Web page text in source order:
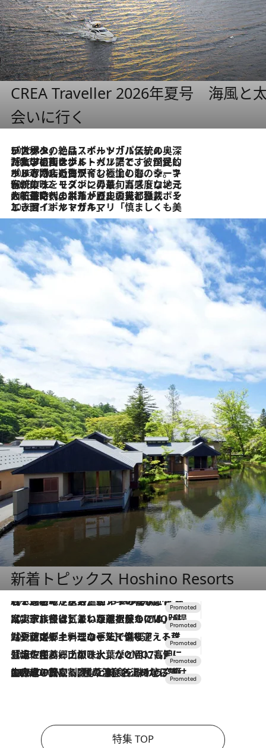
CREA Traveller 2026年夏号 海風と
会いに行く
2026.8.8
リスボンの絶品スイーツ「パステル・デ・ナタ」とは？ポルトガル伝統の奥深い世界へ
2026.7.27
「私の祖国はポルトガル語です」国民的詩人フェルナンド・ペソアと、彼が愛した文学の街を歩く
2026.7.26
ポルトガル近海が育む極上の海の幸。キリリと冷えた白ワインと愉しむ、シーフード専門店の贅沢
2026.7.22
伝統の味をモダンに昇華。高感度な地元客が集う、リスボンの最旬ガストロノミー
2026.7.21
大航海時代の栄華から、震災、独裁、そして革命へ。ポルトガル・首都リスボンの石畳に刻まれた「歴史の光と影」
2026.7.13
エッセイ・ヤマザキマリ「慎ましくも美しき国 ポルトガル」
新着トピックス Hoshino Resorts
2026.8.7
【トンボの足水浴】ヒノキの香りに包まれて涼感マックス！約13℃の湧水かけ流しを避暑地「星野温泉 トンボの湯」で体験
2026.7.31
【ホテル帰省】という選択肢をOMOが提案。家族とほどよい距離を保つには「昼は実家、夜は気兼ねなくホテルで！」
2026.7.24
【夏限定ディナーコース】旬を迎える稚鮎や花ズッキーニなどをイタリア・トスカーナの郷土料理の手法で満喫！
2026.7.17
「土佐和ハーブかき氷」がOMO7高知に登場！生姜、山椒、大葉など目にも舌にも涼を呼ぶ郷土の味
2026.7.10
NEW OPEN！【界 草津】名湯の地に誕生。趣の異なる2種の温泉と上州ならではの会席・蕎麦割烹など美食を味わう究極の癒やし旅
特集 TOP